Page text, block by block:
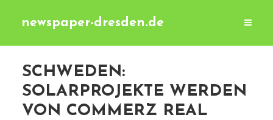
newspaper-dresden.de
SCHWEDEN:
SOLARPROJEKTE WERDEN
VON COMMERZ REAL